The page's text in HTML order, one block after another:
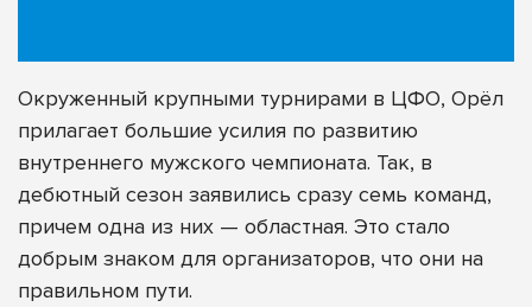
Окруженный крупными турнирами в ЦФО, Орёл
прилагает большие усилия по развитию
внутреннего мужского чемпионата. Так, в
дебютный сезон заявились сразу семь команд,
причем одна из них — областная. Это стало
добрым знаком для организаторов, что они на
правильном пути.